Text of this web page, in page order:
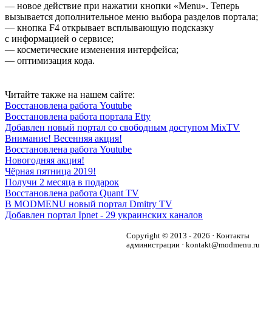
— новое действие при нажатии кнопки «Menu». Теперь
вызывается дополнительное меню выбора разделов портала;
— кнопка F4 открывает всплывающую подсказку
с информацией о сервисе;
— косметические изменения интерфейса;
— оптимизация кода.
Читайте также на нашем сайте:
Восстановлена работа Youtube
Восстановлена работа портала Etty
Добавлен новый портал со свободным доступом MixTV
Внимание! Весенняя акция!
Восстановлена работа Youtube
Новогодняя акция!
Чёрная пятница 2019!
Получи 2 месяца в подарок
Восстановлена работа Quant TV
В MODMENU новый портал Dmitry TV
Добавлен портал Ipnet - 29 украинских каналов
Copyright © 2013 - 2026 · Контакты
администрации · kontakt@modmenu.ru